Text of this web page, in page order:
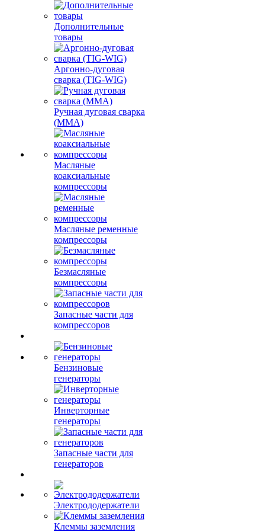
Дополнительные
товары
Аргонно-дуговая
сварка (TIG-WIG)
Ручная дуговая сварка
(MMA)
Масляные
коаксиальные
компрессоры
Масляные ременные
компрессоры
Безмасляные
компрессоры
Запасные части для
компрессоров
Бензиновые
генераторы
Инверторные
генераторы
Запасные части для
генераторов
Электрододержатели
Клеммы заземления